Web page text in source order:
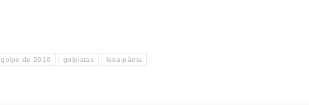
golpe de 2016 golpistas lesa-pátria